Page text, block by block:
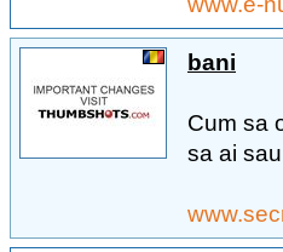
bani
Cum sa
sa ai